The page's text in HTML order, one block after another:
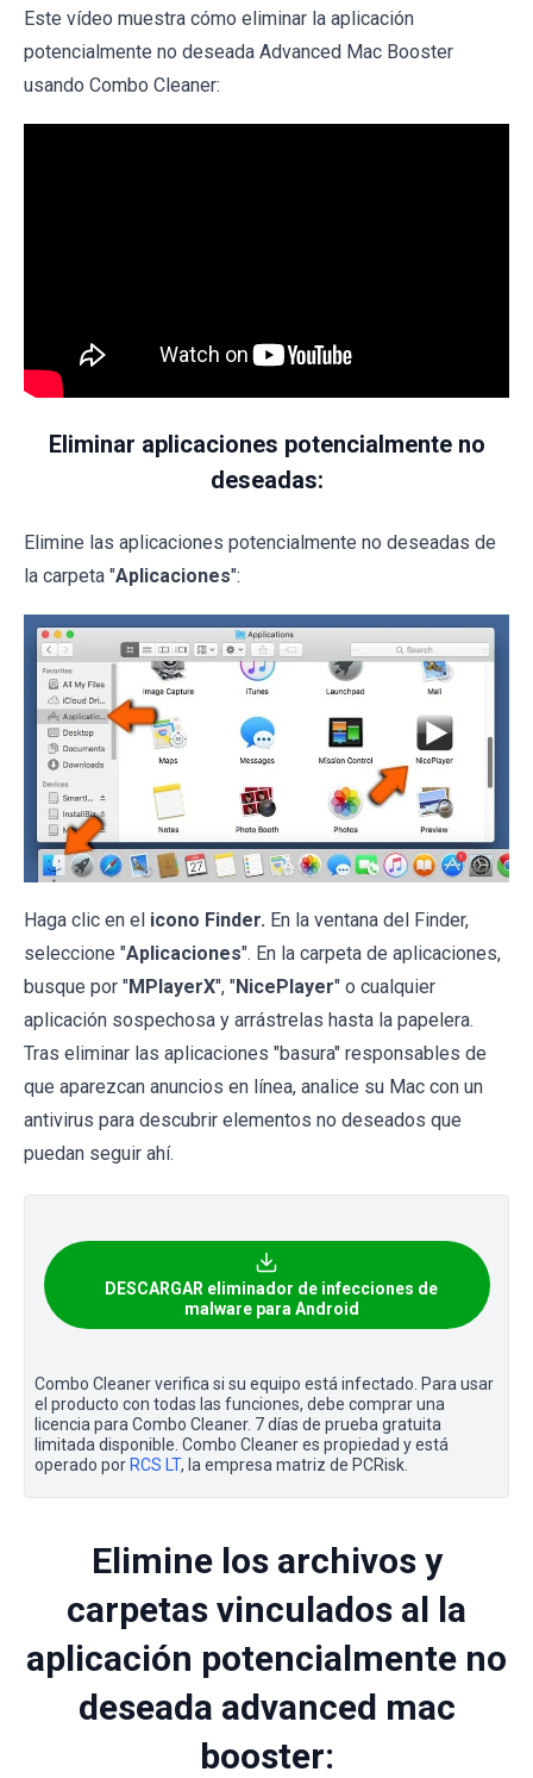
Este vídeo muestra cómo eliminar la aplicación
potencialmente no deseada Advanced Mac Booster
usando Combo Cleaner:
Eliminar aplicaciones potencialmente no
deseadas:
Elimine las aplicaciones potencialmente no deseadas de
la carpeta "Aplicaciones":
Haga clic en el icono Finder. En la ventana del Finder,
seleccione "Aplicaciones". En la carpeta de aplicaciones,
busque por "MPlayerX", "NicePlayer" o cualquier
aplicación sospechosa y arrástrelas hasta la papelera.
Tras eliminar las aplicaciones "basura" responsables de
que aparezcan anuncios en línea, analice su Mac con un
antivirus para descubrir elementos no deseados que
puedan seguir ahí.
DESCARGAR eliminador de infecciones de
malware para Android
Combo Cleaner verifica si su equipo está infectado. Para usar
el producto con todas las funciones, debe comprar una
licencia para Combo Cleaner. 7 días de prueba gratuita
limitada disponible. Combo Cleaner es propiedad y está
operado por RCS LT, la empresa matriz de PCRisk.
Elimine los archivos y
carpetas vinculados al la
aplicación potencialmente no
deseada advanced mac
booster: